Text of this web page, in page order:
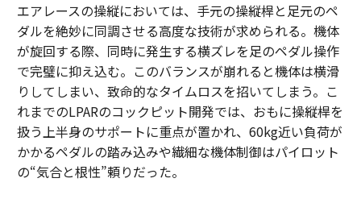
エアレースの操縦においては、手元の操縦桿と足元のペ
ダルを絶妙に同調させる高度な技術が求められる。機体
が旋回する際、同時に発生する横ズレを足のペダル操作
で完璧に抑え込む。このバランスが崩れると機体は横滑
りしてしまい、致命的なタイムロスを招いてしまう。こ
れまでのLPARのコックピット開発では、おもに操縦桿を
扱う上半身のサポートに重点が置かれ、60kg近い負荷が
かかるペダルの踏み込みや繊細な機体制御はパイロット
の“気合と根性”頼りだった。